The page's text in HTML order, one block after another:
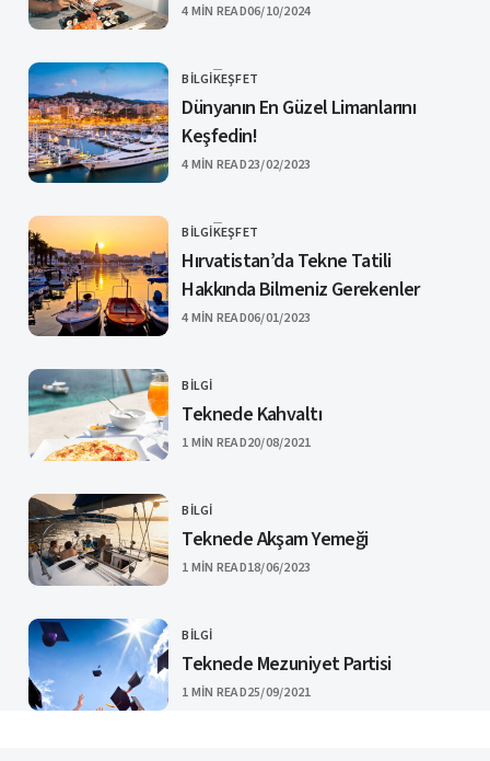
4 MIN READPUBLISHED
06/10/2024
CATEGORY
BILGIKEŞFET
Dünyanın En Güzel Limanlarını
Keşfedin!
4 MIN READPUBLISHED
23/02/2023
CATEGORY
BILGIKEŞFET
Hırvatistan’da Tekne Tatili
Hakkında Bilmeniz Gerekenler
4 MIN READPUBLISHED
06/01/2023
CATEGORY
BILGI
Teknede Kahvaltı
1 MIN READPUBLISHED
20/08/2021
CATEGORY
BILGI
Teknede Akşam Yemeği
1 MIN READPUBLISHED
18/06/2023
CATEGORY
BILGI
Teknede Mezuniyet Partisi
1 MIN READPUBLISHED
25/09/2021